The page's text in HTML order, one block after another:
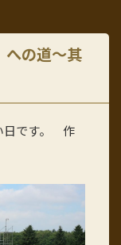
への道～其
日です。 作